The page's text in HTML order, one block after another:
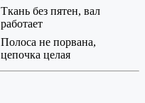
Ткань без пятен, вал
работает
Полоса не порвана,
цепочка целая